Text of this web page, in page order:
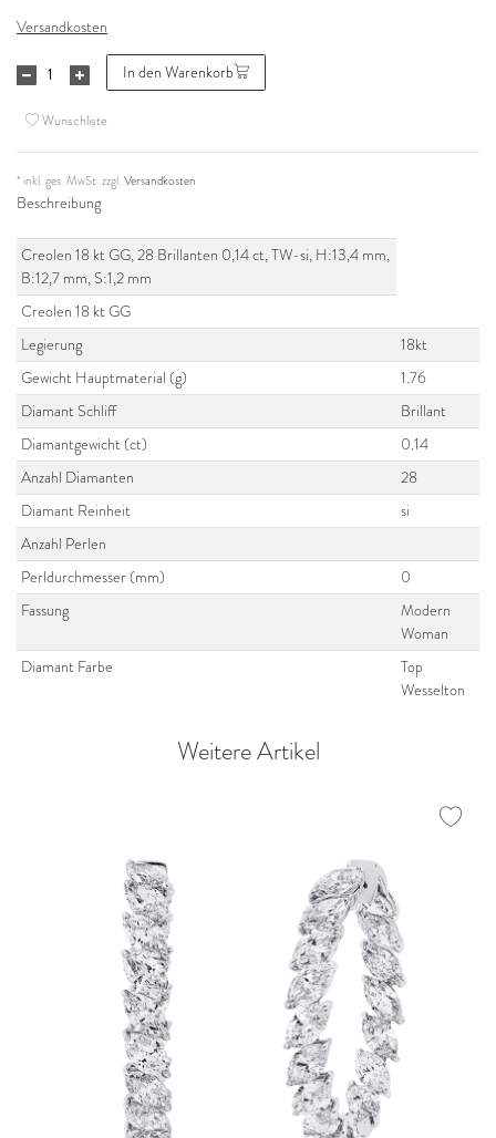
Versandkosten
In den Warenkorb
Wunschliste
* inkl. ges. MwSt. zzgl.Versandkosten
Beschreibung
Creolen 18 kt GG, 28 Brillanten 0,14 ct, TW-si, H:13,4 mm,
B:12,7 mm, S:1,2 mm
Creolen 18 kt GG
Legierung
18kt
Gewicht Hauptmaterial (g)
1.76
Diamant Schliff
Brillant
Diamantgewicht (ct)
0.14
Anzahl Diamanten
28
Diamant Reinheit
si
Anzahl Perlen
Perldurchmesser (mm)
0
Fassung
Modern
Woman
Diamant Farbe
Top
Wesselton
Weitere Artikel